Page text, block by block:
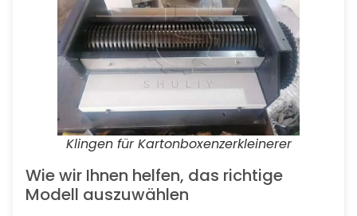
Klingen für Kartonboxenzerkleinerer
Wie wir Ihnen helfen, das richtige
Modell auszuwählen